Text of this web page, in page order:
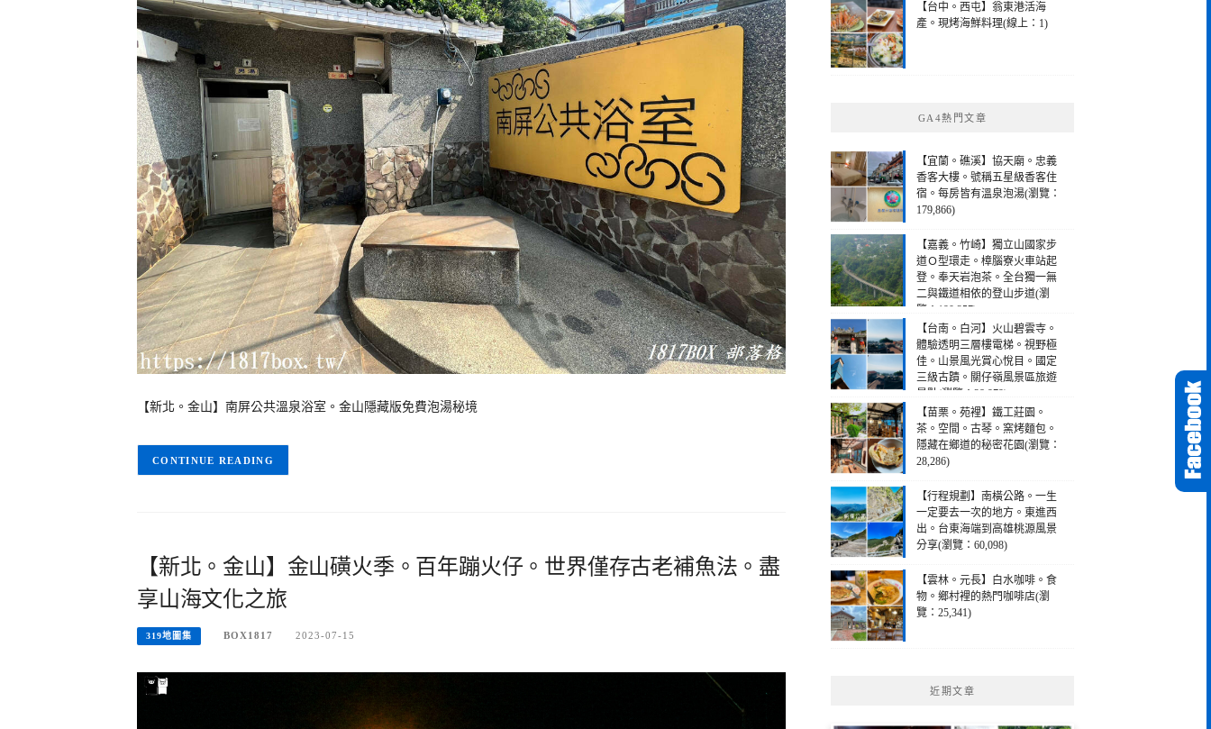
【新北。金山】南屏公共溫泉浴室。金山隱藏版免費泡湯秘境
CONTINUE READING
【新北。金山】金山磺火季。百年蹦火仔。世界僅存古老補魚法。盡
享山海文化之旅
319地圖集 BOX1817 2023-07-15
【台中。西屯】翁東港活海
產。現烤海鮮料理(線上：1)
GA4熱門文章
【宜蘭。礁溪】協天廟。忠義
香客大樓。號稱五星級香客住
宿。每房皆有溫泉泡湯(瀏覽：
179,866)
【嘉義。竹崎】獨立山國家步
道Ｏ型環走。樟腦寮火車站起
登。奉天岩泡茶。全台獨一無
二與鐵道相依的登山步道(瀏
覽：190,257)
【台南。白河】火山碧雲寺。
體驗透明三層樓電梯。視野極
佳。山景風光賞心悅目。國定
三級古蹟。關仔嶺風景區旅遊
景點(瀏覽：28,979)
【苗栗。苑裡】鐵工莊園。
茶。空間。古琴。窯烤麵包。
隱藏在鄉道的秘密花園(瀏覽：
28,286)
【行程規劃】南橫公路。一生
一定要去一次的地方。東進西
出。台東海端到高雄桃源風景
分享(瀏覽：60,098)
【雲林。元長】白水咖啡。食
物。鄉村裡的熱門咖啡店(瀏
覽：25,341)
近期文章